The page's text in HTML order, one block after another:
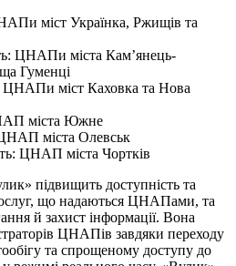
міст Українка, Ржищів та
ЦНАПи міста Кам’янець-
Гуменці
ЦНАПи міст Каховка та Нова
міста Южне
ЦНАП міста Олевськ
ЦНАП міста Чортків
підвищить доступність та
що надаються ЦНАПами, та
й захист інформації. Вона
ЦНАПів завдяки переходу
та спрощеному доступу до